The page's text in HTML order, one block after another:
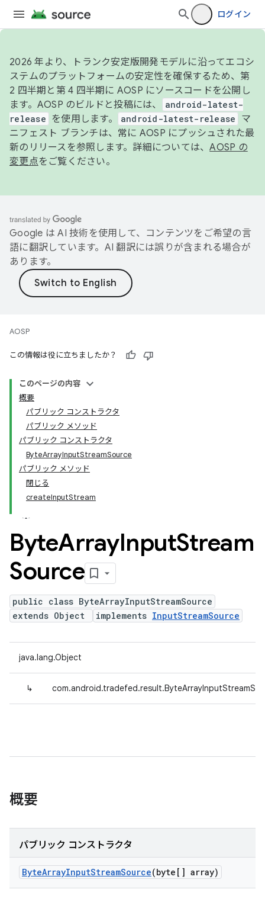
ログイン
2026 年より、トランク安定版開発モデルに沿ってエコシ
ステムのプラットフォームの安定性を確保するため、第
2 四半期と第 4 四半期に AOSP にソースコードを公開し
ます。AOSP のビルドと投稿には、
android-latest-
release
を使用します。 android-latest-release
マ
ニフェスト ブランチは、常に AOSP にプッシュされた最
新のリリースを参照します。詳細については、AOSP の
変更点をご覧ください。
Google は AI 技術を使用して、コンテンツをご希望の言
語に翻訳しています。AI 翻訳には誤りが含まれる場合が
あります。
AOSP
この情報は役に立ちましたか？
このページの内容
概要
パブリック コンストラクタ
パブリック メソッド
パブリック コンストラクタ
ByteArrayInputStreamSource
パブリック メソッド
閉じる
createInputStream
ByteArrayInputStream
Source
public class ByteArrayInputStreamSource
extends Object
implements InputStreamSource
java.lang.Object
↳
概要
パブリック コンストラクタ
ByteArrayInputStreamSource(byte[] array)